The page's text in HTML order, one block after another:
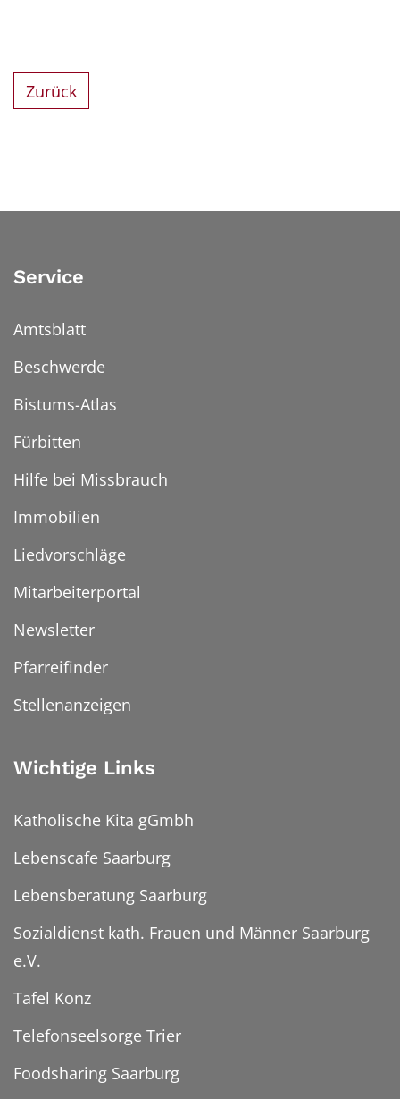
Zurück
Service
Amtsblatt
Beschwerde
Bistums-Atlas
Fürbitten
Hilfe bei Missbrauch
Immobilien
Liedvorschläge
Mitarbeiterportal
Newsletter
Pfarreifinder
Stellenanzeigen
Wichtige Links
Katholische Kita gGmbh
Lebenscafe Saarburg
Lebensberatung Saarburg
Sozialdienst kath. Frauen und Männer Saarburg
e.V.
Tafel Konz
Telefonseelsorge Trier
Foodsharing Saarburg